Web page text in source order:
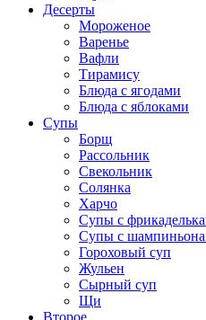
Десерты
Мороженое
Варенье
Вафли
Тирамису
Блюда с ягодами
Блюда с яблоками
Супы
Борщ
Рассольник
Свекольник
Солянка
Харчо
Супы с
Супы с
Гороховый суп
Жульен
Сырный суп
Щи
Второе